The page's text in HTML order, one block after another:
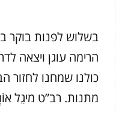
הרימה עוגן ויצאה
כולנו שמחנו לחזור
מתנות. רב”ט מיגֵל